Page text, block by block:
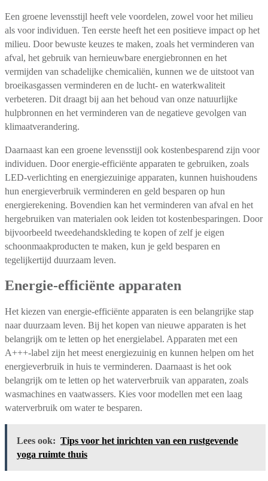
Een groene levensstijl heeft vele voordelen, zowel voor het milieu
als voor individuen. Ten eerste heeft het een positieve impact op het
milieu. Door bewuste keuzes te maken, zoals het verminderen van
afval, het gebruik van hernieuwbare energiebronnen en het
vermijden van schadelijke chemicaliën, kunnen we de uitstoot van
broeikasgassen verminderen en de lucht- en waterkwaliteit
verbeteren. Dit draagt bij aan het behoud van onze natuurlijke
hulpbronnen en het verminderen van de negatieve gevolgen van
klimaatverandering.
Daarnaast kan een groene levensstijl ook kostenbesparend zijn voor
individuen. Door energie-efficiënte apparaten te gebruiken, zoals
LED-verlichting en energiezuinige apparaten, kunnen huishoudens
hun energieverbruik verminderen en geld besparen op hun
energierekening. Bovendien kan het verminderen van afval en het
hergebruiken van materialen ook leiden tot kostenbesparingen. Door
bijvoorbeeld tweedehandskleding te kopen of zelf je eigen
schoonmaakproducten te maken, kun je geld besparen en
tegelijkertijd duurzaam leven.
Energie-efficiënte apparaten
Het kiezen van energie-efficiënte apparaten is een belangrijke stap
naar duurzaam leven. Bij het kopen van nieuwe apparaten is het
belangrijk om te letten op het energielabel. Apparaten met een
A+++-label zijn het meest energiezuinig en kunnen helpen om het
energieverbruik in huis te verminderen. Daarnaast is het ook
belangrijk om te letten op het waterverbruik van apparaten, zoals
wasmachines en vaatwassers. Kies voor modellen met een laag
waterverbruik om water te besparen.
Lees ook: Tips voor het inrichten van een rustgevende
yoga ruimte thuis